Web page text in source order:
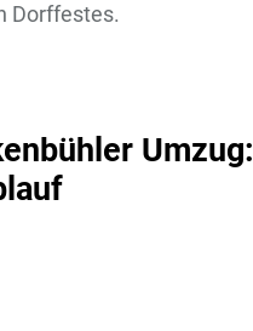
Dorffestes.
Umzug: